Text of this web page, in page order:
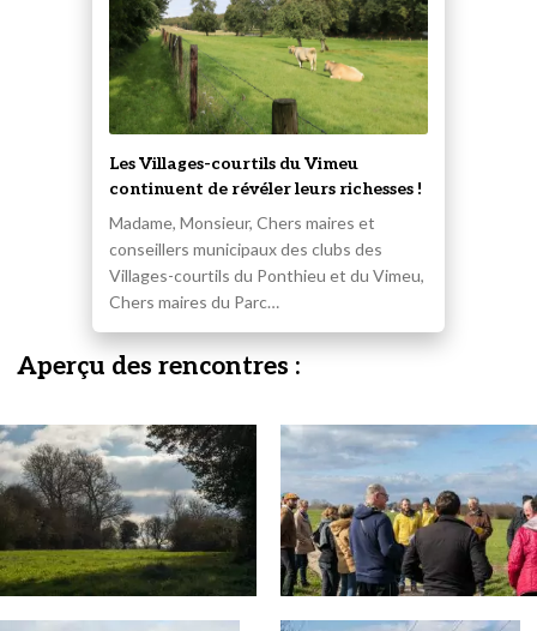
Les Villages-courtils du Vimeu
continuent de révéler leurs richesses !
Madame, Monsieur, Chers maires et
conseillers municipaux des clubs des
Villages-courtils du Ponthieu et du Vimeu,
Chers maires du Parc…
Aperçu des rencontres :